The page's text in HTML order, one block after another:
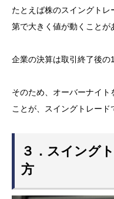
たとえば株のスイングト
第で大きく値が動くことが
企業の決算は取引終了後の
そのため、オーバーナイ
ことが、スイングトレード
３．スイング
方